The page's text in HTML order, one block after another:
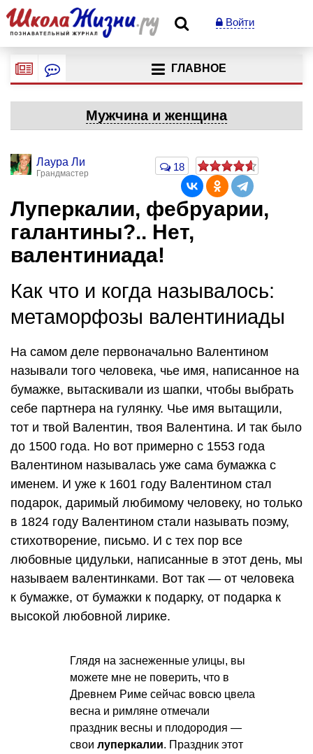
Войти
ГЛАВНОЕ
Мужчина и женщина
Лаура Ли
Грандмастер
18
Луперкалии, фебруарии,
галантины?.. Нет,
валентиниада!
Как что и когда называлось:
метаморфозы валентиниады
На самом деле первоначально Валентином
называли того человека, чье имя, написанное на
бумажке, вытаскивали из шапки, чтобы выбрать
себе партнера на гулянку. Чье имя вытащили,
тот и твой Валентин, твоя Валентина. И так было
до 1500 года. Но вот примерно с 1553 года
Валентином называлась уже сама бумажка с
именем. И уже к 1601 году Валентином стал
подарок, даримый любимому человеку, но только
в 1824 году Валентином стали называть поэму,
стихотворение, письмо. И с тех пор все
любовные цидульки, написанные в этот день, мы
называем валентинками. Вот так — от человека
к бумажке, от бумажки к подарку, от подарка к
высокой любовной лирике.
Глядя на заснеженные улицы, вы
можете мне не поверить, что в
Древнем Риме сейчас вовсю цвела
весна и римляне отмечали
праздник весны и плодородия —
свои луперкалии. Праздник этот